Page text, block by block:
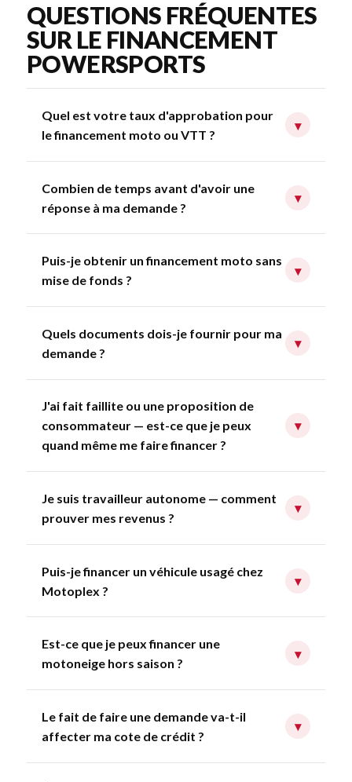
QUESTIONS FRÉQUENTES
SUR LE FINANCEMENT
POWERSPORTS
Quel est votre taux d'approbation pour
le financement moto ou VTT ?
▾
Combien de temps avant d'avoir une
réponse à ma demande ?
▾
Puis-je obtenir un financement moto sans
mise de fonds ?
▾
Quels documents dois-je fournir pour ma
demande ?
▾
J'ai fait faillite ou une proposition de
consommateur — est-ce que je peux
quand même me faire financer ?
▾
Je suis travailleur autonome — comment
prouver mes revenus ?
▾
Puis-je financer un véhicule usagé chez
Motoplex ?
▾
Est-ce que je peux financer une
motoneige hors saison ?
▾
Le fait de faire une demande va-t-il
affecter ma cote de crédit ?
▾